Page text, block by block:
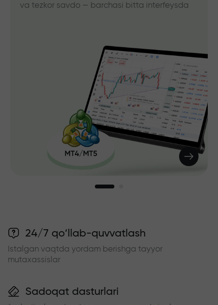
va tezkor savdo — barchasi bitta interfeysda
24/7 qo‘llab-quvvatlash
Istalgan vaqtda yordam berishga tayyor
mutaxassislar
Sadoqat dasturlari